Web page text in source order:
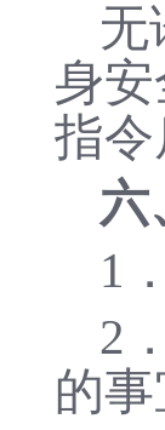
无
身
指令
六
1 ．
2
的